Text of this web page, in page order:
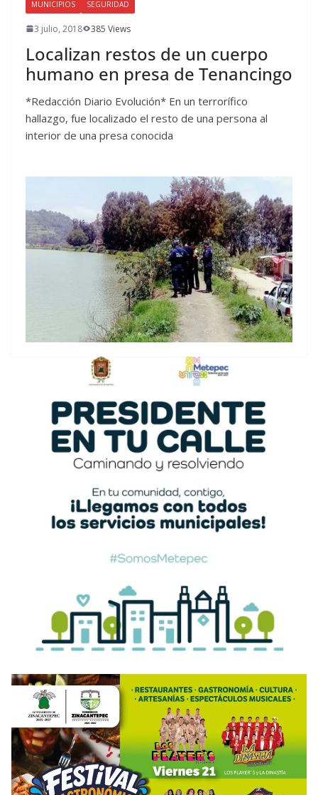
MUNICIPIOS SEGURIDAD
3 julio, 2018 385 Views
Localizan restos de un cuerpo
humano en presa de Tenancingo
*Redacción Diario Evolución* En un terrorífico
hallazgo, fue localizado el resto de una persona al
interior de una presa conocida